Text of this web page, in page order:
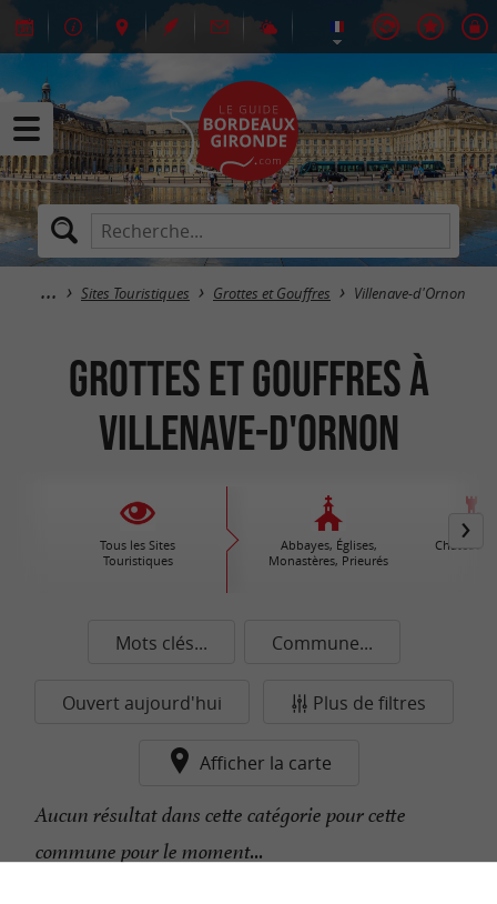
Sites Touristiques Grottes et Gouffres Villenave-d'Ornon
Grottes et Gouffres à
Villenave-d'Ornon
Tous les Sites
Touristiques
Abbayes, Églises,
Monastères, Prieurés
Châteaux
Mots clés... Commune...
Ouvert aujourd'hui Plus de filtres
Afficher la carte
Aucun résultat dans cette catégorie pour cette
commune pour le moment...